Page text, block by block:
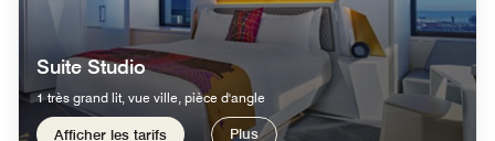
Suite Studio
1 très grand lit, vue ville, pièce d'angle
Afficher les tarifs Plus